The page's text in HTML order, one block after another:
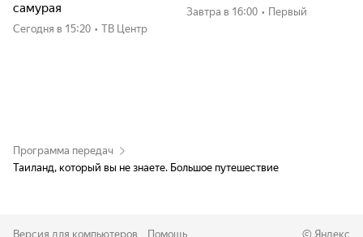
самурая
Сегодня в 15:20 • ТВ Центр
Завтра в 16:00 • Первый
Программа передач
Таиланд, который вы не знаете. Большое путешествие
Версия для компьютеров Помощь © Яндекс